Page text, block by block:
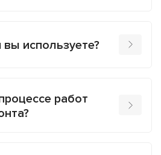
вы используете?
работ